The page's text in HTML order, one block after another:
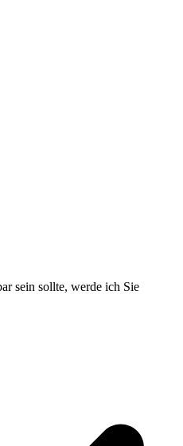
sein sollte, werde ich Sie